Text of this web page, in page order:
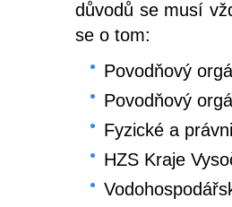
důvodů se musí
se o tom:
Povodňový
Povodňový
Fyzické a
HZS Kraje